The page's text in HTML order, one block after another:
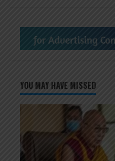
YOU MAY HAVE MISSED